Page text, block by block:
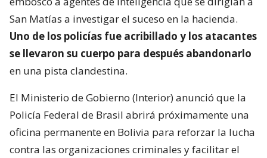
San Matías a investigar el suceso en la hacienda.
Uno de los policías fue acribillado y los atacantes
se llevaron su cuerpo para después abandonarlo
en una pista clandestina.
El Ministerio de Gobierno (Interior) anunció que la
Policía Federal de Brasil abrirá próximamente una
oficina permanente en Bolivia para reforzar la lucha
contra las organizaciones criminales y facilitar el